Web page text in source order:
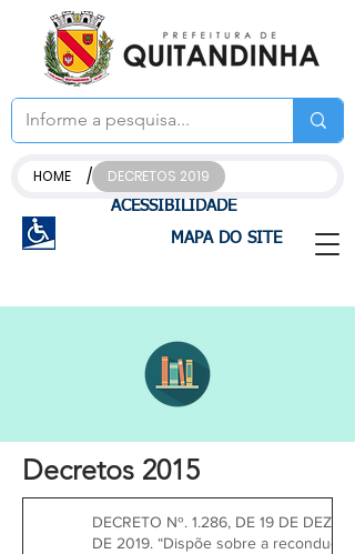
ACESSIBILIDADE
MAPA DO SITE
HOME / DECRETOS 2019
Decretos 2015
DECRETO Nº. 1.286, DE 19 DE DEZEMBRO
DE 2019. “Dispõe sobre a recondução